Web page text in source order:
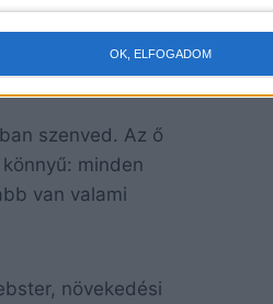
OK, ELFOGADOM
továbbra is
szükséges, műtétet
szenved. Az ő
minden
van valami